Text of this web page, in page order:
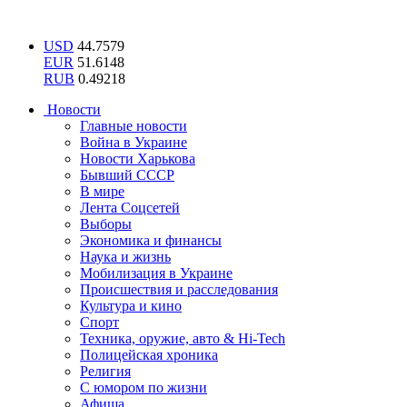
USD 44.7579
EUR 51.6148
RUB 0.49218
Новости
Главные новости
Война в Украине
Новости Харькова
Бывший СССР
В мире
Лента Соцсетей
Выборы
Экономика и финансы
Наука и жизнь
Мобилизация в Украине
Происшествия и расследования
Культура и кино
Спорт
Техника, оружие, авто & Hi-Tech
Полицейская хроника
Религия
С юмором по жизни
Афиша